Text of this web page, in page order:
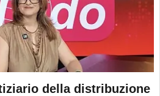
della distribuzione